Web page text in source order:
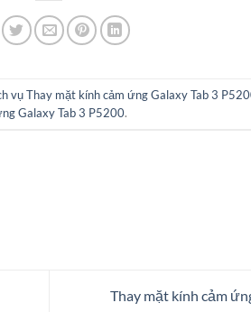
vụ Thay mặt kính cảm ứng Galaxy Tab 3
Galaxy Tab 3 P5200.
Thay mặt kính cảm